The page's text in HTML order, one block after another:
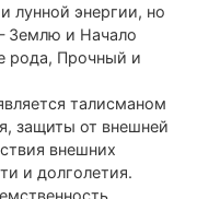
лунной энергии, но
Землю и Начало
рода, Прочный и
талисманом
защиты от внешней
внешних
и долголетия.